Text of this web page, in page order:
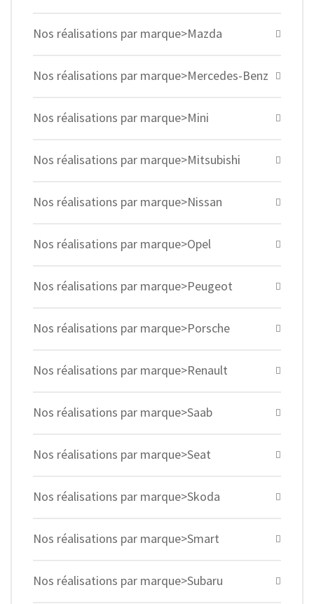
Nos réalisations par marque>Mazda
Nos réalisations par marque>Mercedes-Benz
Nos réalisations par marque>Mini
Nos réalisations par marque>Mitsubishi
Nos réalisations par marque>Nissan
Nos réalisations par marque>Opel
Nos réalisations par marque>Peugeot
Nos réalisations par marque>Porsche
Nos réalisations par marque>Renault
Nos réalisations par marque>Saab
Nos réalisations par marque>Seat
Nos réalisations par marque>Skoda
Nos réalisations par marque>Smart
Nos réalisations par marque>Subaru